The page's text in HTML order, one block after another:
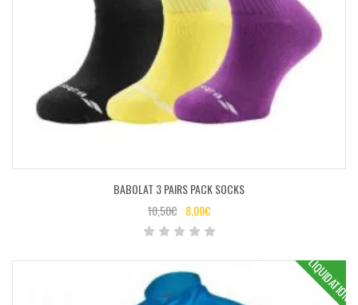
BABOLAT 3 PAIRS PACK SOCKS
10,50€ 8,00€
LIQUIDATION